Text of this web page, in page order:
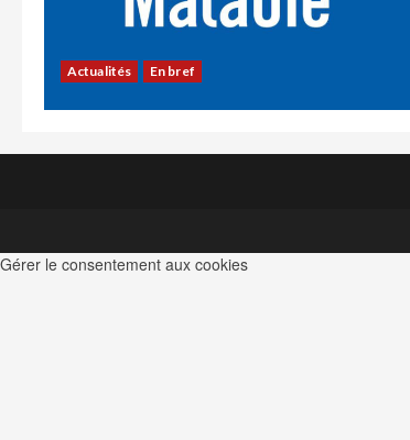
Actualités En bref
Gérer le consentement aux cookies